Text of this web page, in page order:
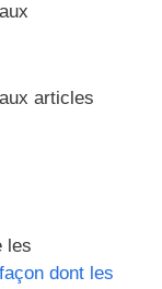
articles
les
dont les